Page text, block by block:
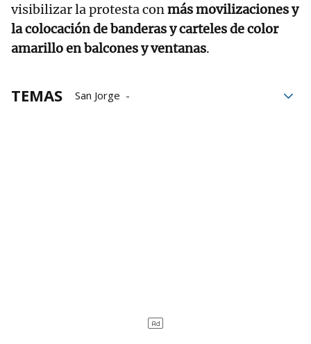
visibilizar la protesta con más movilizaciones y
la colocación de banderas y carteles de color
amarillo en balcones y ventanas.
TEMAS
San Jorge